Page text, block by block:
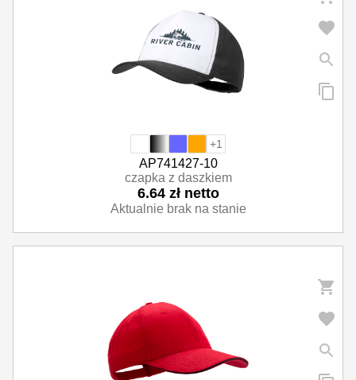
+1
AP741427-10
czapka z daszkiem
6.64 zł netto
Aktualnie brak na stanie